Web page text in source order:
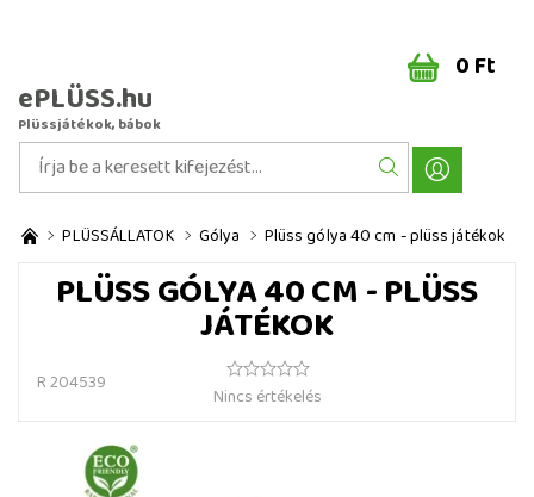
ePLÜSS.hu
Plüssjátékok, bábok
0 Ft
PLÜSSÁLLATOK Gólya Plüss gólya 40 cm - plüss játékok
PLÜSS GÓLYA 40 CM - PLÜSS
JÁTÉKOK
R 204539
Nincs értékelés